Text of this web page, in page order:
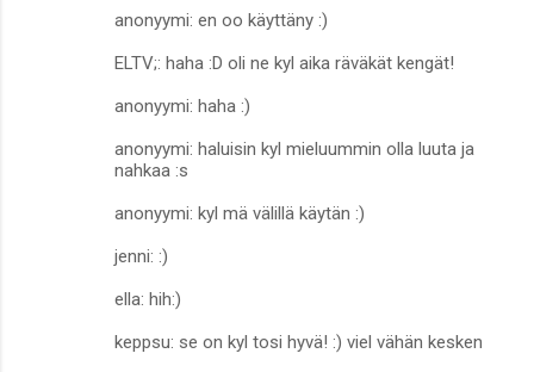
anonyymi: en oo käyttäny :)
ELTV;: haha :D oli ne kyl aika räväkät kengät!
anonyymi: haha :)
anonyymi: haluisin kyl mieluummin olla luuta ja
nahkaa :s
anonyymi: kyl mä välillä käytän :)
jenni: :)
ella: hih:)
keppsu: se on kyl tosi hyvä! :) viel vähän kesken